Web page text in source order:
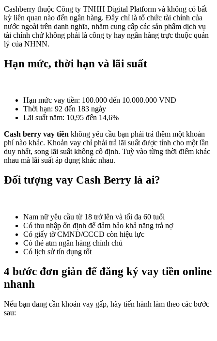
Cashberry thuộc Công ty TNHH Digital Platform và không có bất
kỳ liên quan nào đến ngân hàng. Đây chỉ là tổ chức tài chính của
nước ngoài trên danh nghĩa, nhằm cung cấp các sản phẩm dịch vụ
tài chính chứ không phải là công ty hay ngân hàng trực thuộc quản
lý của NHNN.
Hạn mức, thời hạn và lãi suất
Hạn mức vay tiền: 100.000 đến 10.000.000 VNĐ
Thời hạn: 92 đến 183 ngày
Lãi suất năm: 10,95 đến 14,6%
Cash berry vay tiền không yêu cầu bạn phải trả thêm một khoản
phí nào khác. Khoản vay chỉ phải trả lãi suất được tính cho một lần
duy nhất, song lãi suất không cố định. Tuỳ vào từng thời điểm khác
nhau mà lãi suất áp dụng khác nhau.
Đối tượng vay Cash Berry là ai?
Nam nữ yêu cầu từ 18 trở lên và tối đa 60 tuổi
Có thu nhập ổn định để đảm bảo khả năng trả nợ
Có giấy tờ CMND/CCCD còn hiệu lực
Có thẻ atm ngân hàng chính chủ
Có lịch sử tín dụng tốt
4 bước đơn giản để đăng ký vay tiền online
nhanh
Nếu bạn đang cần khoản vay gấp, hãy tiến hành làm theo các bước
sau: